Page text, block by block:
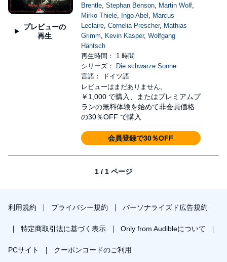
プレビューの
再生
Brentle, Stephan Benson, Martin Wolf,
Mirko Thiele, Ingo Abel , Marcus
Leclaire, Cornelia Prescher, Mathias
Grimm, Kevin Kasper, Wolfgang
Häntsch
再生時間： 1 時間
シリーズ：
Die schwarze Sonne
言語： ドイツ語
レビューはまだありません。
￥1,000 で購入、またはプレミアムプ
ランの無料体験を始めて非会員価格
の30％OFF で購入
会員登録で30％OFF
1 / 1 ページ
利用規約 プライバシー規約 パーソナライズド広告規約
特定商取引法に基づく表示 Only from Audibleについて
PCサイト クーポンコードのご利用